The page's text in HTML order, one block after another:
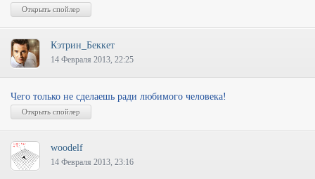
Кэтрин_Беккет
14 Февраля 2013, 22:25
Чего только не сделаешь ради любимого человека!
woodelf
14 Февраля 2013, 23:16